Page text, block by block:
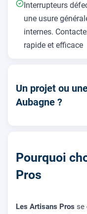
Interrupteurs
une usure
internes.
rapide et efficace
Un projet ou
Aubagne ?
Pourquoi
Pros
Les Artisans Pros se